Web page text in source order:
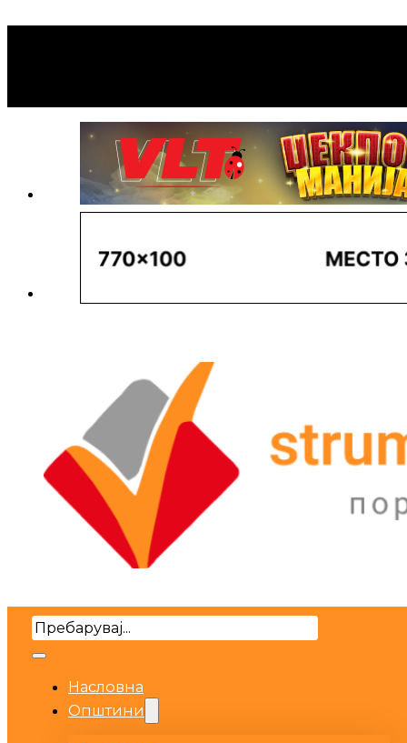
Search
Насловна
Општини